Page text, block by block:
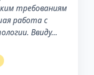
требованиям
работа с
Ввиду…